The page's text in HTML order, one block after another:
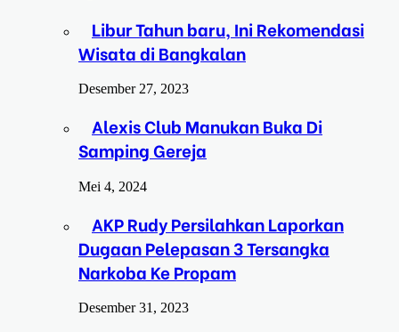
Libur Tahun baru, Ini Rekomendasi
Wisata di Bangkalan
Desember 27, 2023
Alexis Club Manukan Buka Di
Samping Gereja
Mei 4, 2024
AKP Rudy Persilahkan Laporkan
Dugaan Pelepasan 3 Tersangka
Narkoba Ke Propam
Desember 31, 2023